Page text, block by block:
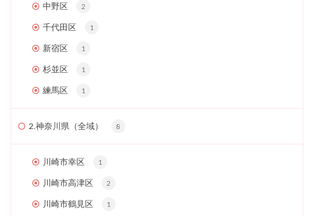
中野区 2
千代田区 1
新宿区 1
杉並区 1
練馬区 1
2.神奈川県（全域） 8
川崎市幸区 1
川崎市高津区 2
川崎市鶴見区 1